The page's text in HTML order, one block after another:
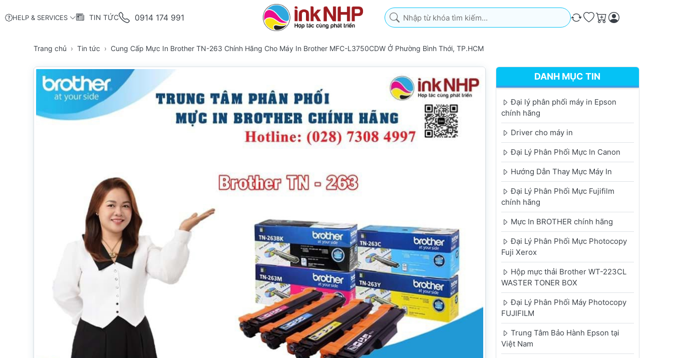
HELP & SERVICES TIN TỨC 0914 174 991
Nhập từ khóa tìm kiếm. Kết quả sẽ tự động xuất hiện khi bạn nhập. Nhấn phím
So sánh
Ưa thích
Giỏ hàng
Trang chủ Tin tức Cung Cấp Mực In Brother TN-263 Chính Hãng Cho Máy In Brother MFC-L3750CDW Ở Phường Bình Thới, TP.HCM
DANH MỤC TIN
Đại lý phân phối máy in Epson
chính hãng
Driver cho máy in
Đại Lý Phân Phối Mực In Canon
Hướng Dẫn Thay Mực Máy In
Đại Lý Phân Phối Mực Fujifilm
chính hãng
Mực In BROTHER chính hãng
Đại Lý Phân Phối Mực Photocopy
Fuji Xerox
Hộp mực thải Brother WT-223CL
WASTER TONER BOX
Đại Lý Phân Phối Máy Photocopy
FUJIFILM
Trung Tâm Bảo Hành Epson tại
Việt Nam